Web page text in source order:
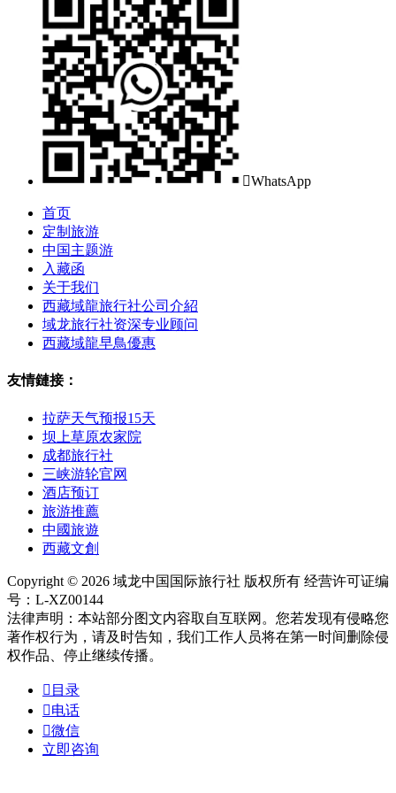
WhatsApp
首页
定制旅游
中国主题游
入藏函
关于我们
西藏域龍旅行社公司介紹
域龙旅行社资深专业顾问
西藏域龍早鳥優惠
友情鏈接：
拉萨天气预报15天
坝上草原农家院
成都旅行社
三峡游轮官网
酒店预订
旅游推薦
中國旅遊
西藏文創
Copyright © 2026 域龙中国国际旅行社 版权所有 经营许可证编
号：L-XZ00144
法律声明：本站部分图文内容取自互联网。您若发现有侵略您
著作权行为，请及时告知，我们工作人员将在第一时间删除侵
权作品、停止继续传播。
 目录
电话
微信
立即咨询